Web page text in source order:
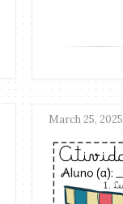
March 25, 2025